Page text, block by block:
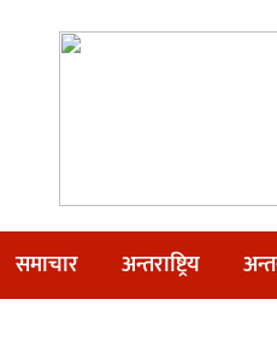
समाचार अन्तराष्ट्रिय